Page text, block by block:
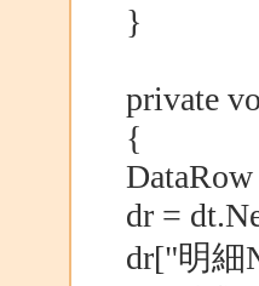
}
private
{
dr =
dr["明細